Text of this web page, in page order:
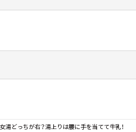
湯どっちが右？湯上りは腰に手を当てて牛乳！